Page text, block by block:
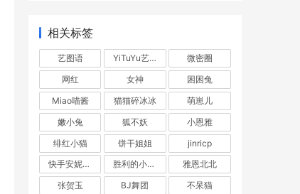
相关标签
艺图语 YiTuYu艺图语
微密圈
网红
女神
困困兔
Miao喵酱
猫猫碎冰冰
萌崽儿
嫩小兔
狐不妖
小恩雅
绯红小猫
饼干姐姐
jinricp
快手安妮朵朵
胜利的小生活
雅恩北北
张贺玉
BJ舞团
不呆猫